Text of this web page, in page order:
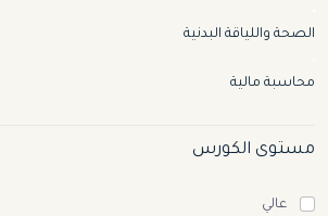
الصحة واللياقة البدنية
محاسبة مالية
مستوى الكورس
عالي